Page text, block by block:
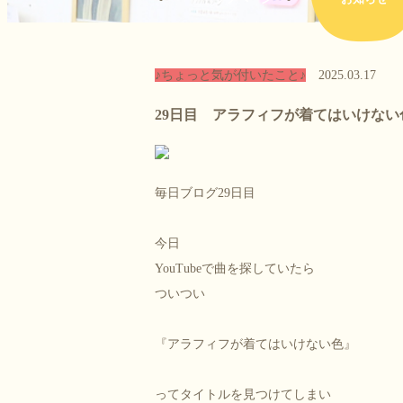
♪ちょっと気が付いたこと♪ 2025.03.17
29日目 アラフィフが着てはいけない
毎日ブログ29日目
今日
YouTubeで曲を探していたら
ついつい
『アラフィフが着てはいけない色』
ってタイトルを見つけてしまい